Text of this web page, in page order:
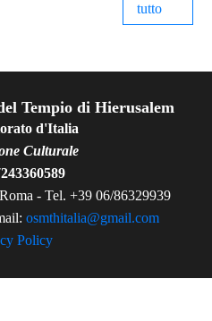
tutto
Tempio di Hierusalem
d'Italia
Culturale
- Tel. +39 06/86329939
osmthitalia@gmail.com
Policy